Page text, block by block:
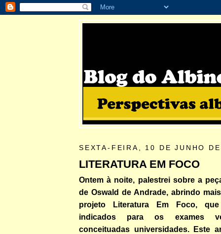
SEXTA-FEIRA, 10 DE JUNHO
LITERATURA EM FOCO
Ontem à noite, palestrei sobre a
de Oswald de Andrade, abrindo
projeto Literatura Em Foco,
indicados para os exames
conceituadas universidades. Este